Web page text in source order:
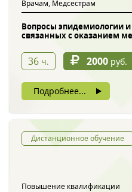
Врачам, Медсестрам
Вопросы эпидемиологии
связанных с оказанием
36 ч. 2000 руб.
Подробнее...
Дистанционное обучение
Повышение квалификации